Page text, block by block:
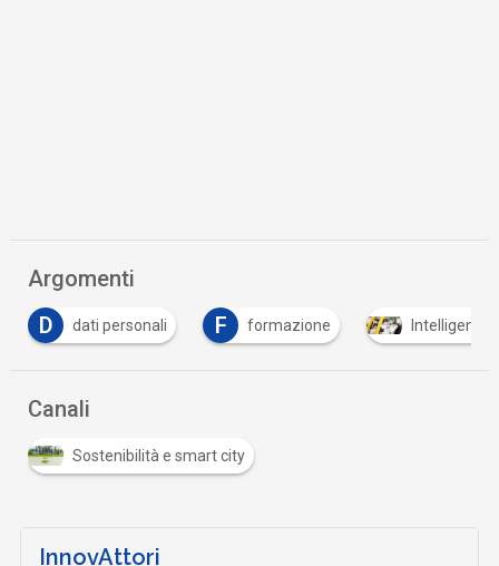
Argomenti
D
dati personali F formazione Intelligenza
Canali
Sostenibilità e smart city
InnovAttori